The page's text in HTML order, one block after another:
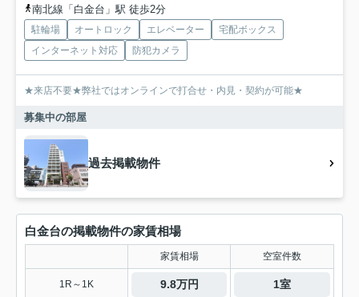
南北線「白金台」駅 徒歩2分
駐輪場 オートロック エレベーター
宅配ボックス
インターネット対応
防犯カメラ
★来店不要★弊社ではオンラインで打合せ・内見・契約が可能★
募集中の部屋
過去掲載物件
白金台の掲載物件の家賃相場
家賃相場 空室件数
1R～1K 9.8万円 1室